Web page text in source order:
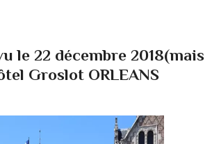
le 22 décembre 2018(mais
Groslot ORLEANS